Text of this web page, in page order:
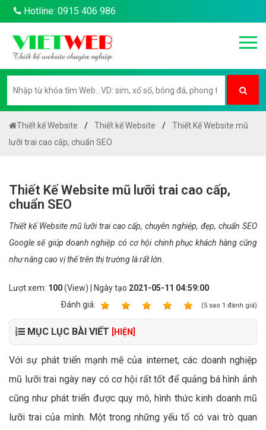
Hotline: 0915 406 986
Thiết kế Website Thiết kế Website
Thiết Kế Website mũ
lưỡi trai cao cấp, chuẩn SEO
Thiết Kế Website mũ lưỡi trai cao cấp,
chuẩn SEO
Thiết kế Website mũ lưỡi trai cao cấp, chuyên nghiệp, đẹp, chuẩn SEO
Google sẽ giúp doanh nghiệp có cơ hội chinh phục khách hàng cũng
như nâng cao vị thế trên thị trường là rất lớn.
Lượt xem: 100(View) | Ngày tạo 2021-05-11 04:59:00
Ðánh giá:
(5 sao 1 đánh giá)
MỤC LỤC BÀI VIẾT [HIỆN]
Với sự phát triển mạnh mẽ của internet, các doanh nghiệp
mũ lưỡi trai ngày nay có cơ hội rất tốt để quảng bá hình ảnh
cũng như phát triển được quy mô, hình thức kinh doanh mũ
lưỡi trai của mình. Một trong những yếu tố có vai trò quan